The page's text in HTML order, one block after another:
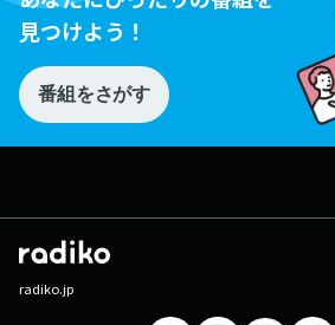
見つけよう！
番組をさがす
radiko.jp